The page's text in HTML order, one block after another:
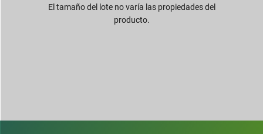
El tamaño del lote no varía las propiedades del
producto.